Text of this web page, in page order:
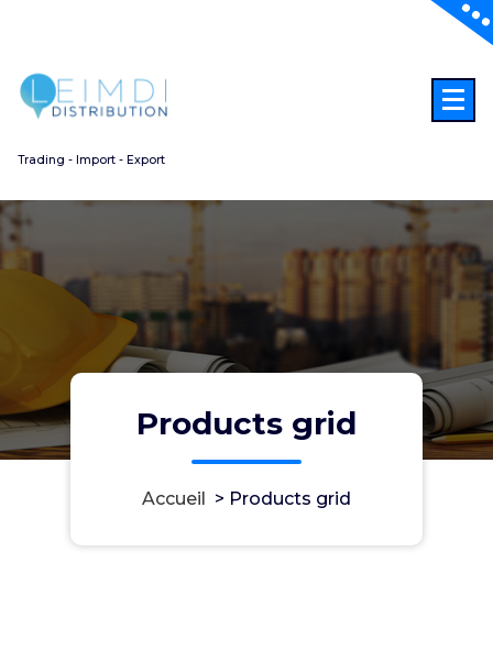
Trading - Import - Export
Products grid
Accueil > Products grid